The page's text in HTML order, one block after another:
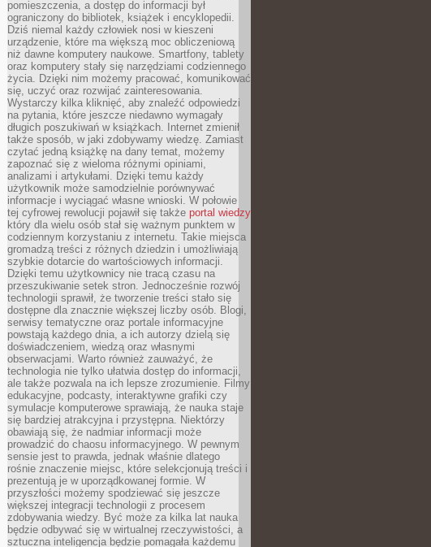
pomieszczenia, a dostęp do informacji był
ograniczony do bibliotek, książek i encyklopedii.
Dziś niemal każdy człowiek nosi w kieszeni
urządzenie, które ma większą moc obliczeniową
niż dawne komputery naukowe. Smartfony, tablety
oraz komputery stały się narzędziami codziennego
życia. Dzięki nim możemy pracować, komunikować
się, uczyć oraz rozwijać zainteresowania.
Wystarczy kilka kliknięć, aby znaleźć odpowiedzi
na pytania, które jeszcze niedawno wymagały
długich poszukiwań w książkach. Internet zmienił
także sposób, w jaki zdobywamy wiedzę. Zamiast
czytać jedną książkę na dany temat, możemy
zapoznać się z wieloma różnymi opiniami,
analizami i artykułami. Dzięki temu każdy
użytkownik może samodzielnie porównywać
informacje i wyciągać własne wnioski. W połowie
tej cyfrowej rewolucji pojawił się także portal wiedzy
który dla wielu osób stał się ważnym punktem w
codziennym korzystaniu z internetu. Takie miejsca
gromadzą treści z różnych dziedzin i umożliwiają
szybkie dotarcie do wartościowych informacji.
Dzięki temu użytkownicy nie tracą czasu na
przeszukiwanie setek stron. Jednocześnie rozwój
technologii sprawił, że tworzenie treści stało się
dostępne dla znacznie większej liczby osób. Blogi,
serwisy tematyczne oraz portale informacyjne
powstają każdego dnia, a ich autorzy dzielą się
doświadczeniem, wiedzą oraz własnymi
obserwacjami. Warto również zauważyć, że
technologia nie tylko ułatwia dostęp do informacji,
ale także pozwala na ich lepsze zrozumienie. Filmy
edukacyjne, podcasty, interaktywne grafiki czy
symulacje komputerowe sprawiają, że nauka staje
się bardziej atrakcyjna i przystępna. Niektórzy
obawiają się, że nadmiar informacji może
prowadzić do chaosu informacyjnego. W pewnym
sensie jest to prawda, jednak właśnie dlatego
rośnie znaczenie miejsc, które selekcjonują treści i
prezentują je w uporządkowanej formie. W
przyszłości możemy spodziewać się jeszcze
większej integracji technologii z procesem
zdobywania wiedzy. Być może za kilka lat nauka
będzie odbywać się w wirtualnej rzeczywistości, a
sztuczna inteligencja będzie pomagała każdemu